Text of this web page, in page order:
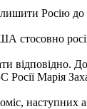
Росію
стосовно
відповідно.
Росії Марія